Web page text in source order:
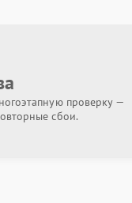
проверку —
сбои.